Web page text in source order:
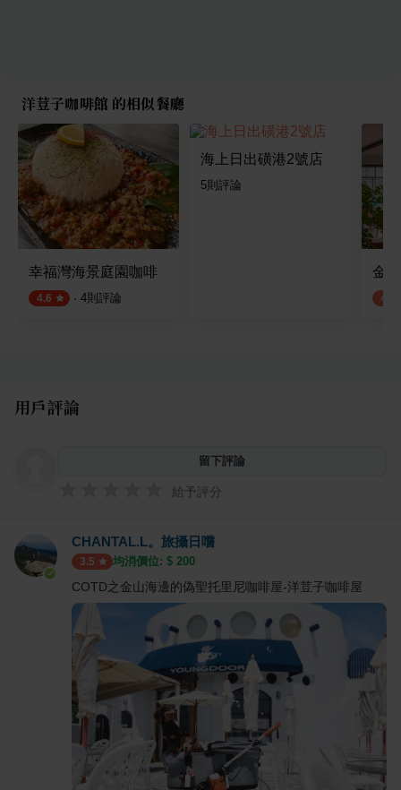
洋荳子咖啡館 的相似餐廳
幸福灣海景庭園咖啡
4.6 · 4則評論
海上日出磺港2號店
5則評論
金
4.2
用戶評論
留下評論
給予評分
CHANTAL.L。旅攝日嚐
3.5 均消價位: $ 200
COTD之金山海邊的偽聖托里尼咖啡屋-洋荳子咖啡屋